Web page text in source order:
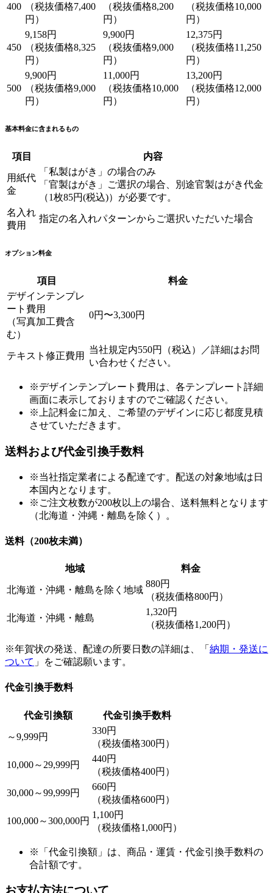
400
（税抜価格7,400
円）
（税抜価格8,200
円）
（税抜価格10,000
円）
450
9,158円
（税抜価格8,325
円）
9,900円
（税抜価格9,000
円）
12,375円
（税抜価格11,250
円）
500
9,900円
（税抜価格9,000
円）
11,000円
（税抜価格10,000
円）
13,200円
（税抜価格12,000
円）
基本料金に含まれるもの
項目 内容
用紙代
金
「私製はがき」の場合のみ
「官製はがき」ご選択の場合、別途官製はがき代金
（1枚85円(税込)）が必要です。
名入れ
費用
指定の名入れパターンからご選択いただいた場合
オプション料金
項目
料金
デザインテンプレ
ート費用
（写真加工費含
む）
0円〜3,300円
テキスト修正費用
当社規定内550円（税込）／詳細はお問
い合わせください。
※デザインテンプレート費用は、各テンプレート詳細
画面に表示しておりますのでご確認ください。
※上記料金に加え、ご希望のデザインに応じ都度見積
させていただきます。
送料および代金引換手数料
※当社指定業者による配達です。配送の対象地域は日
本国内となります。
※ご注文枚数が200枚以上の場合、送料無料となります
（北海道・沖縄・離島を除く）。
送料（200枚未満）
地域 料金
北海道・沖縄・離島を除く地域
880円
（税抜価格800円）
北海道・沖縄・離島
1,320円
（税抜価格1,200円）
※年賀状の発送、配達の所要日数の詳細は、「 納期・発送に
ついて 」をご確認願います。
代金引換手数料
代金引換額 代金引換手数料
～9,999円
330円
（税抜価格300円）
10,000～29,999円
440円
（税抜価格400円）
30,000～99,999円
660円
（税抜価格600円）
100,000～300,000円
1,100円
（税抜価格1,000円）
※「代金引換額」は、商品・運賃・代金引換手数料の
合計額です。